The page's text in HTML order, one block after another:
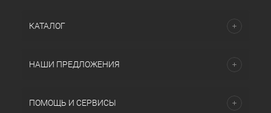
КАТАЛОГ
НАШИ ПРЕДЛОЖЕНИЯ
ПОМОЩЬ И СЕРВИСЫ